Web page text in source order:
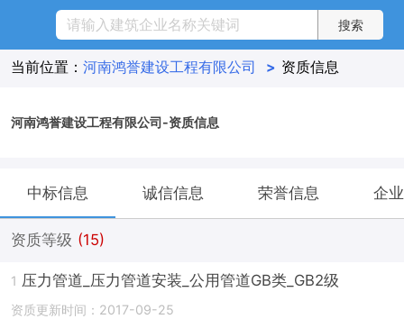
当前位置： 河南鸿誉建设工程有限公司 > 资质信息
河南鸿誉建设工程有限公司-资质信息
中标信息 诚信信息 荣誉信息 企
资质等级 (15)
1 压力管道_压力管道安装_公用管道GB类_GB2级
资质更新时间：2017-09-25